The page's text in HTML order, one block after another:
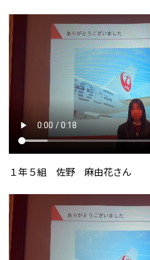
１年５組 佐野 麻由花さん